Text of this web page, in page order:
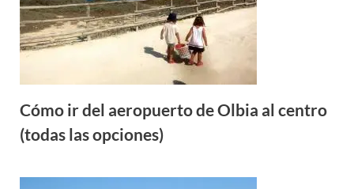
Cómo ir del aeropuerto de Olbia al centro
(todas las opciones)